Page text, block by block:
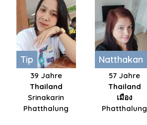
Tip
39 Jahre
Thailand
Srinakarin
Phatthalung
Natthakan
57 Jahre
Thailand
เมือง
Phatthalung